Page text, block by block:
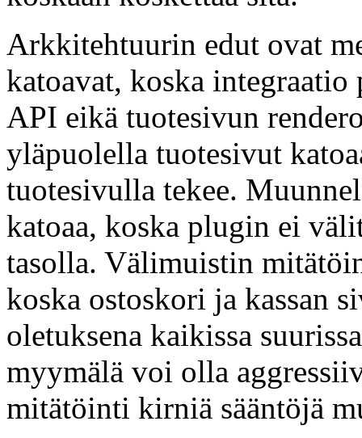
Arkkitehtuurin edut ovat
katoavat, koska
API eikä tuotesivun
yläpuolella tuotesivut
tuotesivulla tekee.
katoaa, koska plugin ei
tasolla. Välimuistin
koska ostoskori ja kassan
oletuksena kaikissa
myymälä voi olla
mitätöinti kirniä sääntöjä